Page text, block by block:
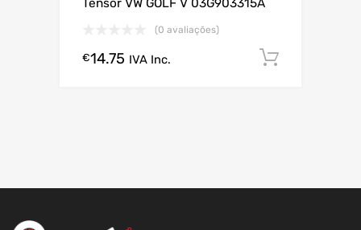
Tensor VW GOLF V 03G903315A
(0 avaliações)
€14.75 IVA Inc.